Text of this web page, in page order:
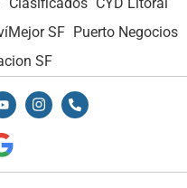
SF Puerto Negocios
SF